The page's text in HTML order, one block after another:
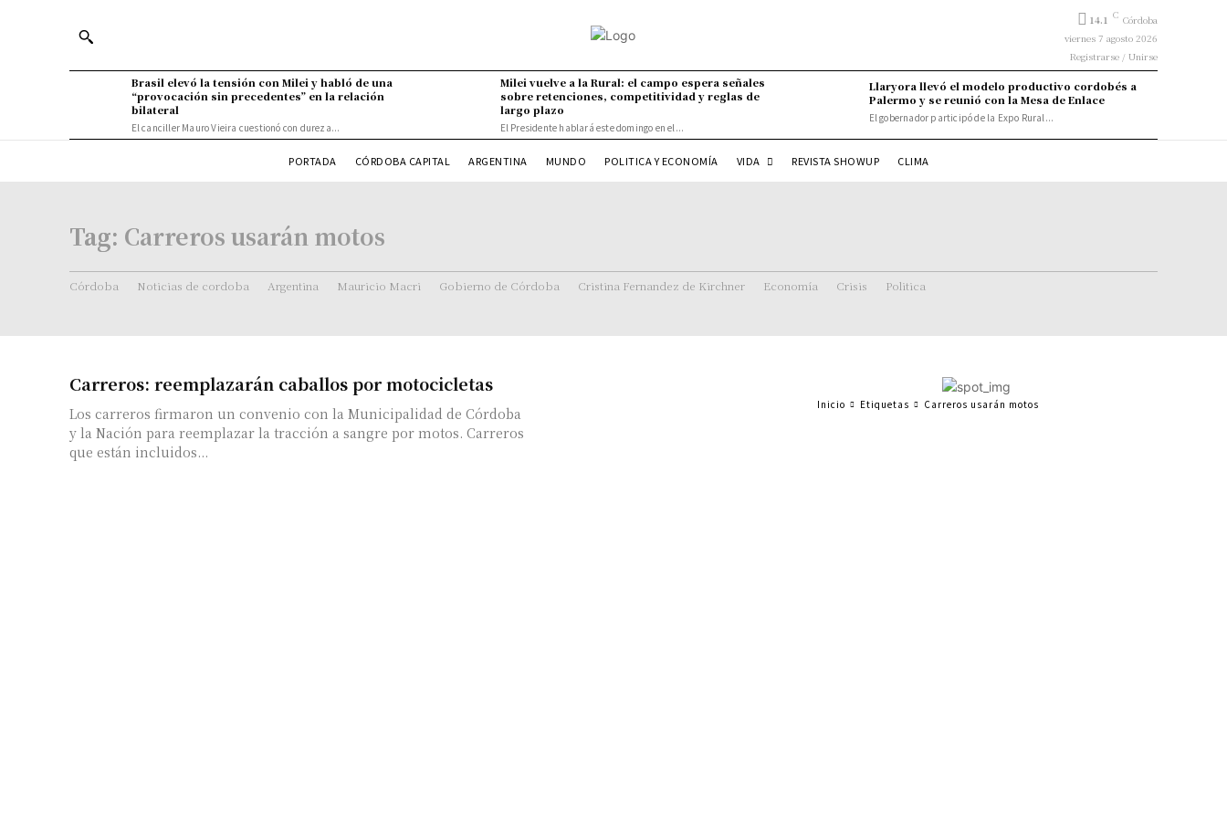
14.1 C Córdoba
viernes 7 agosto 2026
Registrarse / Unirse
Brasil elevó la tensión con Milei y habló de una
“provocación sin precedentes” en la relación
bilateral
El canciller Mauro Vieira cuestionó con dureza...
Milei vuelve a la Rural: el campo espera señales
sobre retenciones, competitividad y reglas de
largo plazo
El Presidente hablará este domingo en el...
Llaryora llevó el modelo productivo cordobés a
Palermo y se reunió con la Mesa de Enlace
El gobernador participó de la Expo Rural...
PORTADA CÓRDOBA CAPITAL ARGENTINA MUNDO POLITICA Y ECONOMÍA VIDA REVISTA SHOWUP CLIMA
Tag: Carreros usarán motos
Córdoba Noticias de cordoba Argentina Mauricio Macri Gobierno de Córdoba Cristina Fernandez de Kirchner Economía Crisis Politica
Carreros: reemplazarán caballos por motocicletas
Los carreros firmaron un convenio con la Municipalidad de Córdoba
y la Nación para reemplazar la tracción a sangre por motos. Carreros
que están incluidos...
Inicio Etiquetas Carreros usarán motos